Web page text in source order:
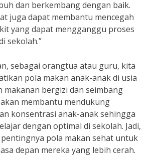
dan berkembang dengan baik.
juga dapat membantu mencegah
yang dapat mengganggu proses
sekolah.”
sebagai orangtua atau guru, kita
pola makan anak-anak di usia
makanan bergizi dan seimbang
membantu mendukung
konsentrasi anak-anak sehingga
dengan optimal di sekolah. Jadi,
pola makan sehat untuk
depan mereka yang lebih cerah.